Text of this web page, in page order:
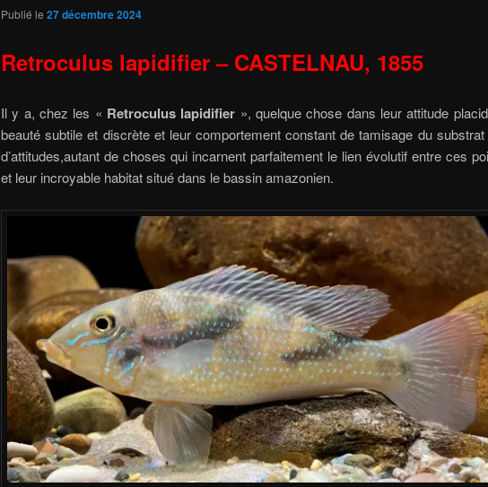
Publié le 27 décembre 2024
Retroculus lapidifier – CASTELNAU, 1855
Il y a, chez les « Retroculus lapidifier », quelque chose dans leur attitude
beauté subtile et discrète et leur comportement constant de tamisage du substrat
d’attitudes,autant de choses qui incarnent parfaitement le lien évolutif entre ces
et leur incroyable habitat situé dans le bassin amazonien.